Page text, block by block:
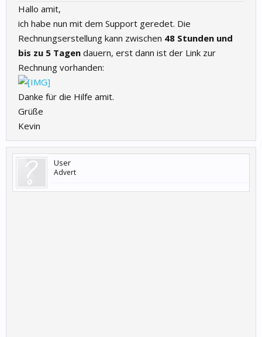
Hallo amit,
ich habe nun mit dem Support geredet. Die
Rechnungserstellung kann zwischen 48 Stunden und
bis zu 5 Tagen dauern, erst dann ist der Link zur
Rechnung vorhanden:
Danke für die Hilfe amit.
Grüße
Kevin
User
Advert